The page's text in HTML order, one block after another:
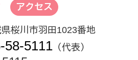
アクセス
桜川市羽田1023番地
58-5111 （代表）